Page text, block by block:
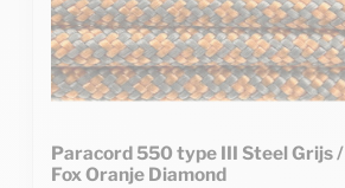
Paracord 550 type III Steel Grijs /
Fox Oranje Diamond